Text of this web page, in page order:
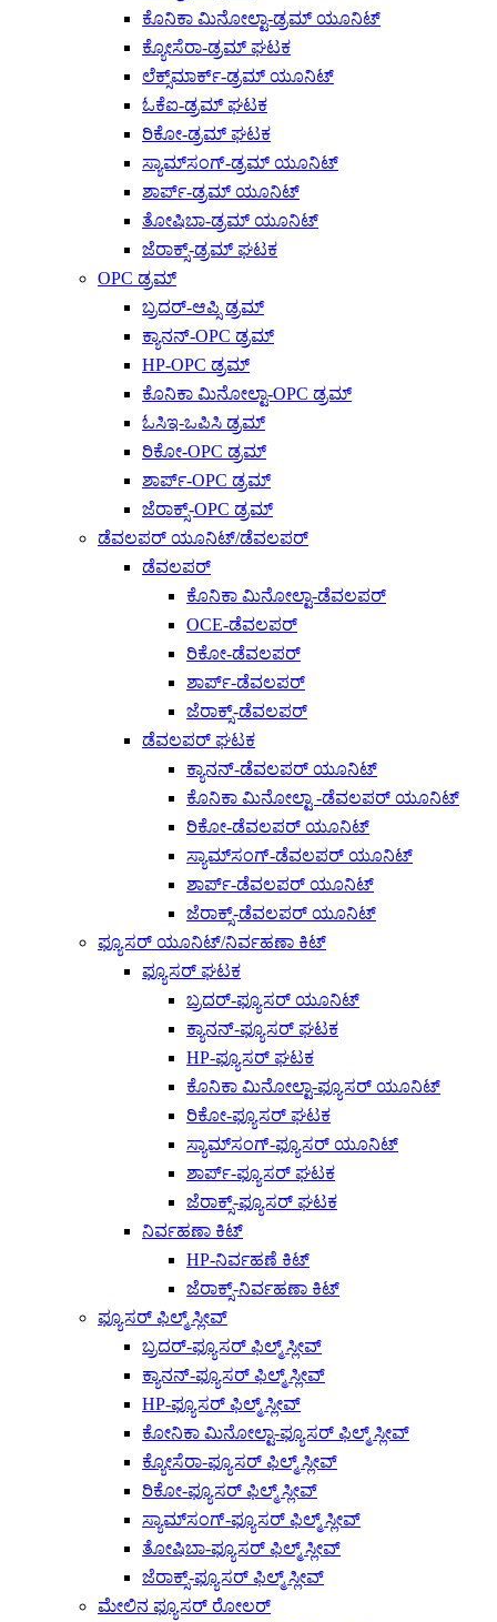
ಕೊನಿಕಾ ಮಿನೋಲ್ಟಾ-ಡ್ರಮ್ ಯೂನಿಟ್
ಕ್ಯೋಸೆರಾ-ಡ್ರಮ್ ಘಟಕ
ಲೆಕ್ಸ್‌ಮಾರ್ಕ್-ಡ್ರಮ್ ಯೂನಿಟ್
ಓಕೆಐ-ಡ್ರಮ್ ಘಟಕ
ರಿಕೋ-ಡ್ರಮ್ ಘಟಕ
ಸ್ಯಾಮ್‌ಸಂಗ್-ಡ್ರಮ್ ಯೂನಿಟ್
ಶಾರ್ಪ್-ಡ್ರಮ್ ಯೂನಿಟ್
ತೋಷಿಬಾ-ಡ್ರಮ್ ಯೂನಿಟ್
ಜೆರಾಕ್ಸ್-ಡ್ರಮ್ ಘಟಕ
OPC ಡ್ರಮ್
ಬ್ರದರ್-ಆಪ್ಸಿ ಡ್ರಮ್
ಕ್ಯಾನನ್-OPC ಡ್ರಮ್
HP-OPC ಡ್ರಮ್
ಕೊನಿಕಾ ಮಿನೋಲ್ಟಾ-OPC ಡ್ರಮ್
ಓಸಿಇ-ಒಪಿಸಿ ಡ್ರಮ್
ರಿಕೋ-OPC ಡ್ರಮ್
ಶಾರ್ಪ್-OPC ಡ್ರಮ್
ಜೆರಾಕ್ಸ್-OPC ಡ್ರಮ್
ಡೆವಲಪರ್ ಯೂನಿಟ್/ಡೆವಲಪರ್
ಡೆವಲಪರ್
ಕೊನಿಕಾ ಮಿನೋಲ್ಟಾ-ಡೆವಲಪರ್
OCE-ಡೆವಲಪರ್
ರಿಕೋ-ಡೆವಲಪರ್
ಶಾರ್ಪ್-ಡೆವಲಪರ್
ಜೆರಾಕ್ಸ್-ಡೆವಲಪರ್
ಡೆವಲಪರ್ ಘಟಕ
ಕ್ಯಾನನ್-ಡೆವಲಪರ್ ಯೂನಿಟ್
ಕೊನಿಕಾ ಮಿನೋಲ್ಟಾ -ಡೆವಲಪರ್ ಯೂನಿಟ್
ರಿಕೋ-ಡೆವಲಪರ್ ಯೂನಿಟ್
ಸ್ಯಾಮ್‌ಸಂಗ್-ಡೆವಲಪರ್ ಯೂನಿಟ್
ಶಾರ್ಪ್-ಡೆವಲಪರ್ ಯೂನಿಟ್
ಜೆರಾಕ್ಸ್-ಡೆವಲಪರ್ ಯೂನಿಟ್
ಫ್ಯೂಸರ್ ಯೂನಿಟ್/ನಿರ್ವಹಣಾ ಕಿಟ್
ಫ್ಯೂಸರ್ ಘಟಕ
ಬ್ರದರ್-ಫ್ಯೂಸರ್ ಯೂನಿಟ್
ಕ್ಯಾನನ್-ಫ್ಯೂಸರ್ ಘಟಕ
HP-ಫ್ಯೂಸರ್ ಘಟಕ
ಕೊನಿಕಾ ಮಿನೋಲ್ಟಾ-ಫ್ಯೂಸರ್ ಯೂನಿಟ್
ರಿಕೋ-ಫ್ಯೂಸರ್ ಘಟಕ
ಸ್ಯಾಮ್‌ಸಂಗ್-ಫ್ಯೂಸರ್ ಯೂನಿಟ್
ಶಾರ್ಪ್-ಫ್ಯೂಸರ್ ಘಟಕ
ಜೆರಾಕ್ಸ್-ಫ್ಯೂಸರ್ ಘಟಕ
ನಿರ್ವಹಣಾ ಕಿಟ್
HP-ನಿರ್ವಹಣೆ ಕಿಟ್
ಜೆರಾಕ್ಸ್-ನಿರ್ವಹಣಾ ಕಿಟ್
ಫ್ಯೂಸರ್ ಫಿಲ್ಮ್ ಸ್ಲೀವ್
ಬ್ರದರ್-ಫ್ಯೂಸರ್ ಫಿಲ್ಮ್ ಸ್ಲೀವ್
ಕ್ಯಾನನ್-ಫ್ಯೂಸರ್ ಫಿಲ್ಮ್ ಸ್ಲೀವ್
HP-ಫ್ಯೂಸರ್ ಫಿಲ್ಮ್ ಸ್ಲೀವ್
ಕೋನಿಕಾ ಮಿನೋಲ್ಟಾ-ಫ್ಯೂಸರ್ ಫಿಲ್ಮ್ ಸ್ಲೀವ್
ಕ್ಯೋಸೆರಾ-ಫ್ಯೂಸರ್ ಫಿಲ್ಮ್ ಸ್ಲೀವ್
ರಿಕೋ-ಫ್ಯೂಸರ್ ಫಿಲ್ಮ್ ಸ್ಲೀವ್
ಸ್ಯಾಮ್‌ಸಂಗ್-ಫ್ಯೂಸರ್ ಫಿಲ್ಮ್ ಸ್ಲೀವ್
ತೋಷಿಬಾ-ಫ್ಯೂಸರ್ ಫಿಲ್ಮ್ ಸ್ಲೀವ್
ಜೆರಾಕ್ಸ್-ಫ್ಯೂಸರ್ ಫಿಲ್ಮ್ ಸ್ಲೀವ್
ಮೇಲಿನ ಫ್ಯೂಸರ್ ರೋಲರ್